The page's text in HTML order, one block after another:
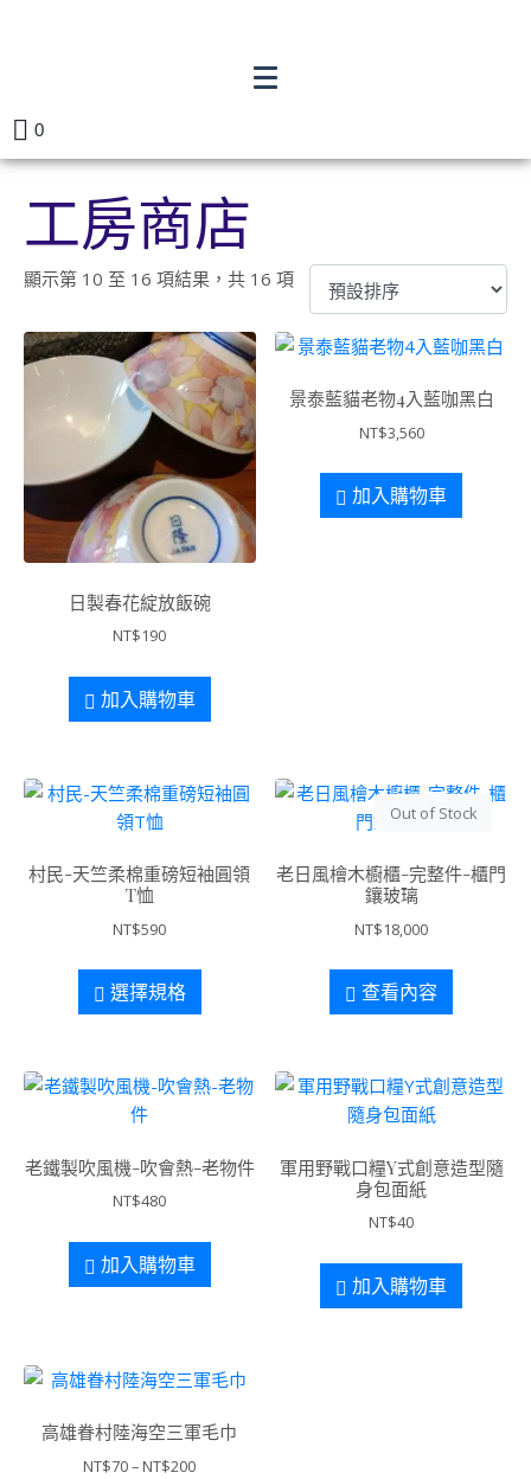
0
工房商店
顯示第 10 至 16 項結果，共 16 項
日製春花綻放飯碗
NT$190
加入購物車
景泰藍貓老物4入藍咖黑白
NT$3,560
加入購物車
村民-天竺柔棉重磅短袖圓領
T恤
NT$590
選擇規格
Out of Stock
老日風檜木櫥櫃-完整件-櫃門
鑲玻璃
NT$18,000
查看內容
老鐵製吹風機-吹會熱-老物件
NT$480
加入購物車
軍用野戰口糧Y式創意造型隨
身包面紙
NT$40
加入購物車
高雄眷村陸海空三軍毛巾
NT$70– NT$200